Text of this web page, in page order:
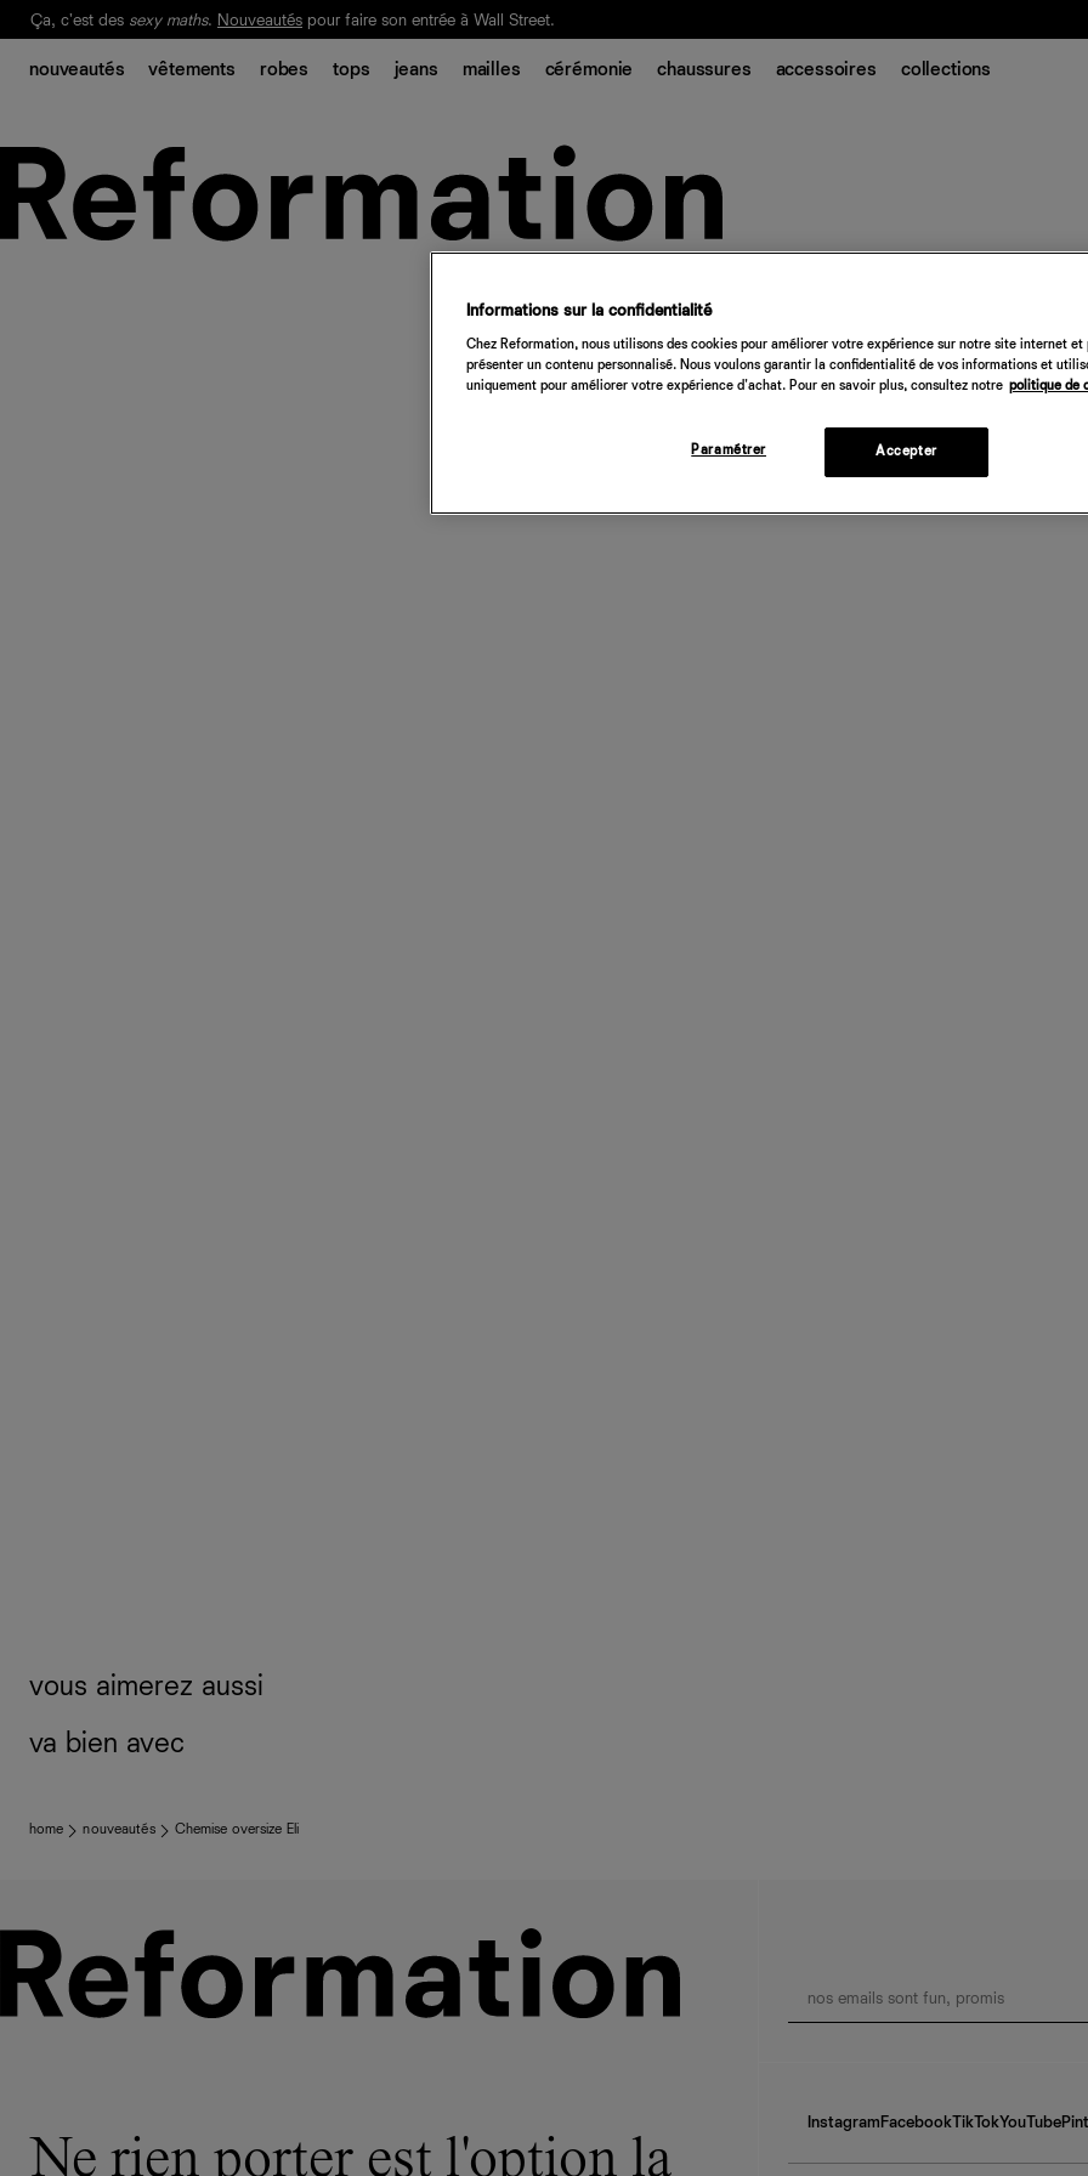
Notre Bilan Responsable 2025 est ici. Lisez-le
Ça, c'est des sexy maths. Nouveautés pour faire son entrée à Wall Street.
nouveautés vêtements robes tops jeans mailles cérémonie chaussures accessoires collections
vous aimerez aussi
va bien avec
home nouveautés Chemise oversize Eli
Ne rien porter est l'option la
Instagram FacebookTikTokYouTube
Informations sur la confidentialité
Chez Reformation, nous utilisons des cookies pour améliorer votre expérience sur notre site internet et
présenter un contenu personnalisé. Nous voulons garantir la confidentialité de vos informations et
uniquement pour améliorer votre expérience d'achat. Pour en savoir plus, consultez notre politique de
Paramétrer Accepter